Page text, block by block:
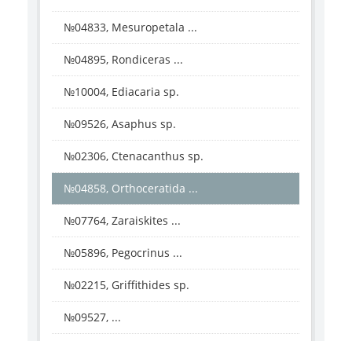
№04833, Mesuropetala ...
№04895, Rondiceras ...
№10004, Ediacaria sp.
№09526, Asaphus sp.
№02306, Ctenacanthus sp.
№04858, Orthoceratida ...
№07764, Zaraiskites ...
№05896, Pegocrinus ...
№02215, Griffithides sp.
№09527, ...